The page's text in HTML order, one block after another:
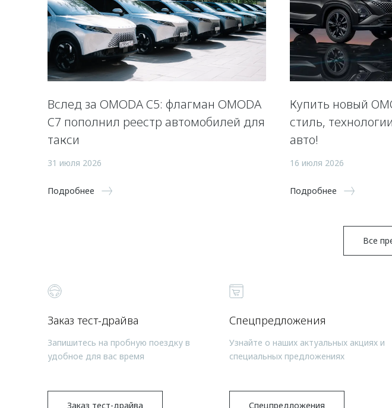
Вслед за OMODA C5: флагман OMODA
C7 пополнил реестр автомобилей для
такси
31 июля 2026
Подробнее
Купить новый
стиль,
авто!
16 июля 2026
Подробнее
Все
Заказ тест-драйва
Запишитесь на пробную поездку в
удобное для вас время
Заказ тест-драйва
Спецпредложения
Узнайте о наших актуальных акциях и
специальных предложениях
Спецпредложения